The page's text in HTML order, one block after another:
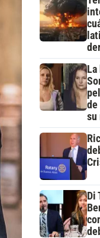
La
de
su
Di